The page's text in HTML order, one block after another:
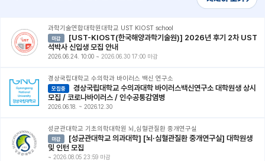
과학기술연합대학원대학교 UST KIOST school
마감
석박사 신입생 모집 안내
2026.06.24. 10:00 ~ 2026.06.30 17:00 마감
경상국립대학교 수의학과 바이러스 백신 연구소
모집중
모집 / 코로나바이러스 / 인수공통감염병
2026.06.18. ~ 2026.12.30
성균관대학교 기초의학대학원 뇌,심혈관질환 중개연구실
마감
및 인턴 모집
~ 2026.08.05 23:59 마감